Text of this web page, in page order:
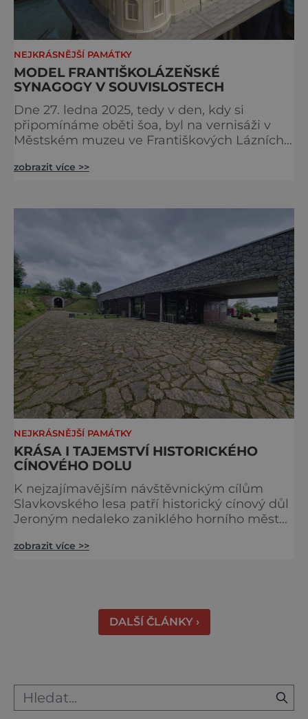
NEJKRÁSNĚJŠÍ PAMÁTKY
MODEL FRANTIŠKOLÁZEŇSKÉ
SYNAGOGY V SOUVISLOSTECH
Dne 27. ledna 2025, tedy v den, kdy si
připomínáme oběti šoa, byl na vernisáži v
Městském muzeu ve Františkových Lázních
nacisty zničena v roce 1938. Do lázeňského
některé události spojené s touto významnou
stavbou. [gallery ids="917
zobrazit více >>
NEJKRÁSNĚJŠÍ PAMÁTKY
KRÁSA I TAJEMSTVÍ HISTORICKÉHO
CÍNOVÉHO DOLU
K nejzajímavějším návštěvnickým cílům
Slavkovského lesa patří historický cínový důl
Jeroným nedaleko zaniklého horního města
středověku. Národní kulturní památka je
práci tehdejších horníků. [gallery
ids="91631,91630,91632,91633,91634,91635,9
zobrazit více >>
DALŠÍ ČLÁNKY ›